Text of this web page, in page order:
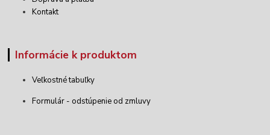
Kontakt
Informácie k produktom
Veľkostné tabuľky
Formulár - odstúpenie od zmluvy